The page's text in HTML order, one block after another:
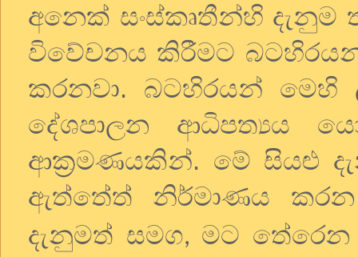
අනෙක් සංස්කෘතීන්හි දැනුම
විවේචනය කිරීමට
කරනවා. බටහිරයන් මෙහි
දේශපාලන ආධිපත්‍යය
ආක්‍රමණයකින්. මේ සියළු
ඇත්තේත් නිර්මාණය
දැනුමත් සමග, මට